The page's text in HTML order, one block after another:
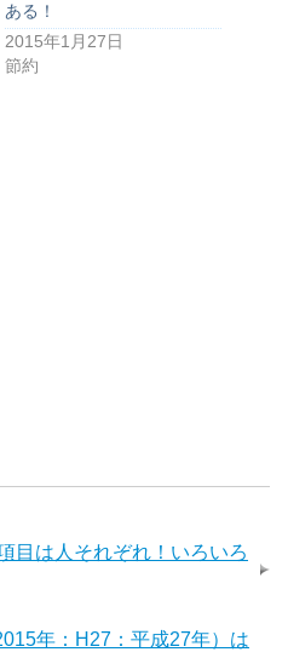
ある！
2015年1月27日
節約
目は人それぞれ！いろいろ
年：H27：平成27年）は